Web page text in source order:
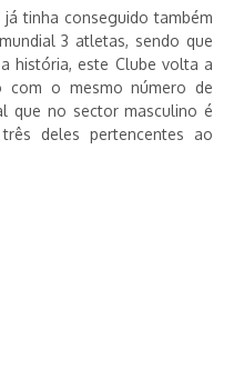
já tinha conseguido também
3 atletas, sendo que
história, este Clube volta a
com o mesmo número de
que no sector masculino é
deles pertencentes ao